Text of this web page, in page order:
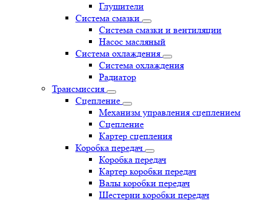
Глушители
Система смазки
Система смазки и вентиляции
Насос масляный
Система охлаждения
Система охлаждения
Радиатор
Трансмиссия
Сцепление
Механизм управления сцеплением
Сцепление
Картер сцепления
Коробка передач
Коробка передач
Картер коробки передач
Валы коробки передач
Шестерни коробки передач